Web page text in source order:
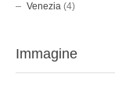
Venezia (4)
Immagine